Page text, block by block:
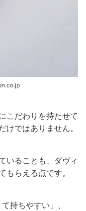
こだわりを持たせて
けではありません。
いることも、ダヴィ
もらえる点です。
持ちやすい」、